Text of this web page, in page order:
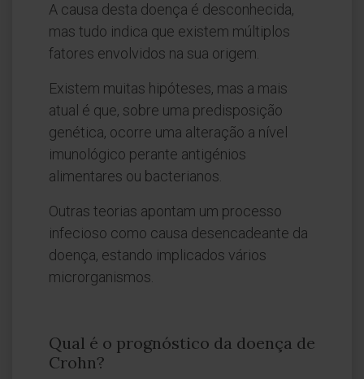
A causa desta doença é desconhecida,
mas tudo indica que existem múltiplos
fatores envolvidos na sua origem.
Existem muitas hipóteses, mas a mais
atual é que, sobre uma predisposição
genética, ocorre uma alteração a nível
imunológico perante antigénios
alimentares ou bacterianos.
Outras teorias apontam um processo
infecioso como causa desencadeante da
doença, estando implicados vários
microrganismos.
Qual é o prognóstico da doença de
Crohn?